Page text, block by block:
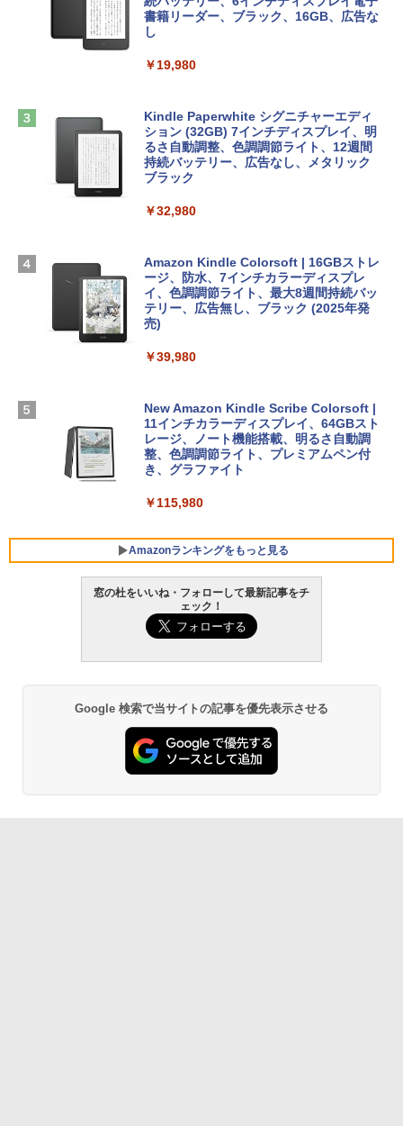
tomtoc 360°保護 15.6 16インチ パソコ
ンケース Dell NEC Lavie ASUS HP dyna
Apple 2026 MacBook Air M5チップ搭載
13インチノートブック：AIとApple Intell
igence、13.6インチLiquid Retinaディ
スプレイ、24GBユニファイドメモリ、1
ラ、Touch ID - ミッドナイト + 3年延長
￥347,600
【Amazon.co.jp限定】 HP ノートパソコ
SSD インテル Core 5
FMV ノートパソコン WE1-K3 (MS 365 P
ersonal/Copilotキー搭載/Win 11/15.6型/
Core i5/16GB/SSD 512GB/ホワイト) FM
￥39,582
インゲームコード】 ロブロックス | オン
ラインコード版
￥3,200
Robloxギフトカード - 1000 Robux 【限
ラインコード版
￥1,600
ト): Java & Bedrock Edition | オンライ
￥3,600
￥480
ClaudeCode いちばんやさしい 教科書:
にもKindle出版にも！ 非エンジニアのた
めのAIコーディング入門シリーズ
￥99
1冊ですべて身につくHTML & CSSとWe
￥2,326
FM TOWNS ハイパー・カタログ: 本体ハ
ェクトリストと最新エミュレータ紹介
書籍リーダー、ブラック、16GB、広告な
し
￥19,980
Kindle Paperwhite シグニチャーエディ
ション (32GB) 7インチディスプレイ、明
るさ自動調整、色調調節ライト、12週間
持続バッテリー、広告なし、メタリック
ブラック
￥32,980
Amazon Kindle Colorsoft | 16GBストレ
ージ、防水、7インチカラーディスプレ
イ、色調調節ライト、最大8週間持続バッ
テリー、広告無し、ブラック (2025年発
売)
￥39,980
New Amazon Kindle Scribe Colorsoft |
11インチカラーディスプレイ、64GBスト
レージ、ノート機能搭載、明るさ自動調
整、色調調節ライト、プレミアムペン付
き、グラファイト
￥115,980
Amazonランキングをもっと見る
窓の杜をいいね・フォローして最新記事をチ
ェック！
Google 検索で当サイトの記事を優先表示させる